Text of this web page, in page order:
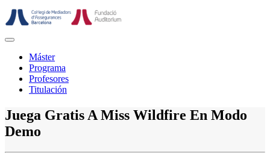
Saltar
al
Botón
abrir
Máster
Programa
Profesores
Titulación
Botón
de
cerrar
Juega Gratis A Miss Wildfire En Modo
Demo